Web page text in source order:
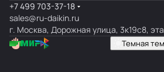
+7 499 703-37-18
sales@ru-daikin.ru
г. Москва, Дорожная улица, 3к19с8,
Темная